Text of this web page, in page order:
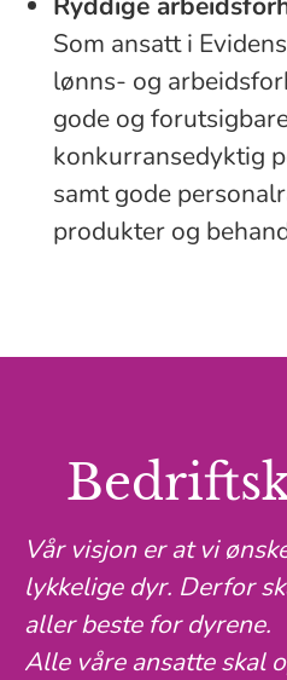
Som ansatt i
lønns- og
gode og
konkurransedyktig
samt gode
produkter og
Vår visjon er at vi
lykkelige dyr. Derfor
aller beste for dyrene.
Alle våre ansatte skal